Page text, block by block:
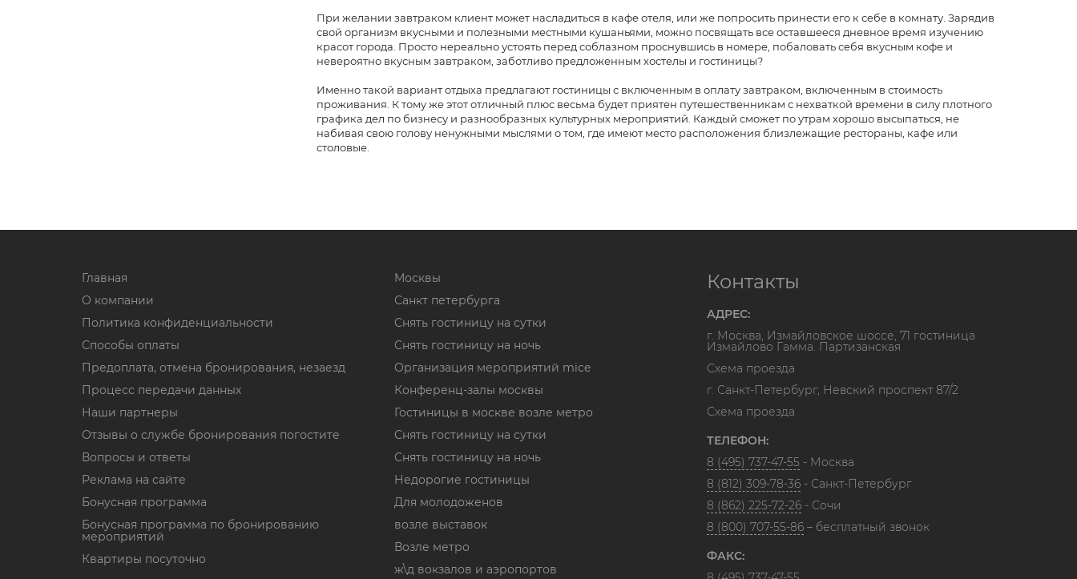
При желании завтраком клиент может насладиться в кафе отеля, или же попросить принести его к себе в комнату. Зарядив
свой организм вкусными и полезными местными кушаньями, можно посвящать все оставшееся дневное время изучению
красот города. Просто нереально устоять перед соблазном проснувшись в номере, побаловать себя вкусным кофе и
невероятно вкусным завтраком, заботливо предложенным хостелы и гостиницы?
Именно такой вариант отдыха предлагают гостиницы с включенным в оплату завтраком, включенным в стоимость
проживания. К тому же этот отличный плюс весьма будет приятен путешественникам с нехваткой времени в силу плотного
графика дел по бизнесу и разнообразных культурных мероприятий. Каждый сможет по утрам хорошо высыпаться, не
набивая свою голову ненужными мыслями о том, где имеют место расположения близлежащие рестораны, кафе или
столовые.
Главная
О компании
Политика конфиденциальности
Способы оплаты
Предоплата, отмена бронирования, незаезд
Процесс передачи данных
Наши партнеры
Отзывы о службе бронирования погостите
Вопросы и ответы
Реклама на сайте
Бонусная программа
Бонусная программа по бронированию
мероприятий
Квартиры посуточно
Москвы
Санкт петербурга
Снять гостиницу на сутки
Снять гостиницу на ночь
Организация мероприятий mice
Конференц-залы москвы
Гостиницы в москве возле метро
Снять гостиницу на сутки
Снять гостиницу на ночь
Недорогие гостиницы
Для молодоженов
возле выставок
Возле метро
ж\д вокзалов и аэропортов
Контакты
АДРЕС:
г. Москва, Измайловское шоссе, 71 гостиница
Измайлово Гамма. Партизанская
Схема проезда
г. Санкт-Петербург, Невский проспект 87/2
Схема проезда
ТЕЛЕФОН:
8 (495) 737-47-55 - Москва
8 (812) 309-78-36 - Санкт-Петербург
8 (862) 225-72-26 - Сочи
8 (800) 707-55-86 – бесплатный звонок
ФАКС: